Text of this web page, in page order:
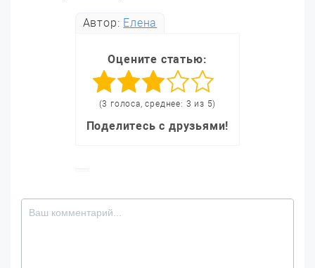
Автор: Елена
Оцените статью:
(3 голоса, среднее: 3 из 5)
Поделитесь с друзьями!